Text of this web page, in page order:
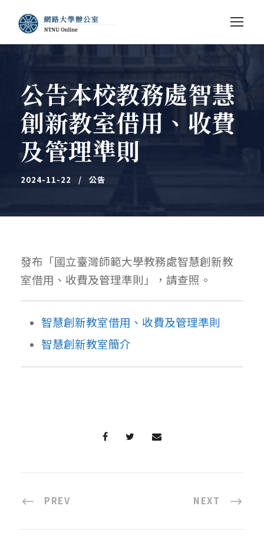
公告本校教務處智慧
創新教室借用、收費
及管理準則
2024-11-22 公告
發布「國立臺灣師範大學教務處智慧創新教
室借用、收費及管理準則」，請查照。
智慧創新教室借用、收費及管理準則
智慧創新教室簡介
PREV NEXT